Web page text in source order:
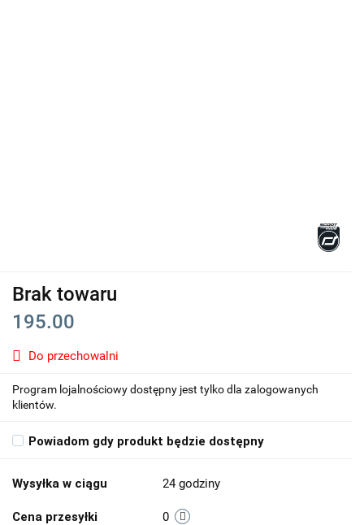
Brak towaru
195.00
Do przechowalni
Program lojalnościowy dostępny jest tylko dla zalogowanych
klientów.
Powiadom gdy produkt będzie dostępny
Wysyłka w ciągu 24 godziny
Cena przesyłki 0